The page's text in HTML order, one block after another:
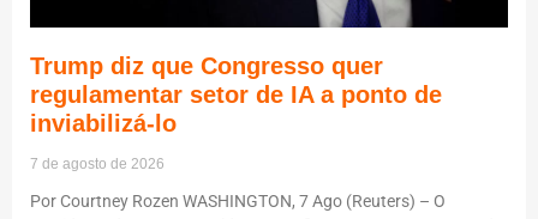
Trump diz que Congresso quer
regulamentar setor de IA a ponto de
inviabilizá-lo
7 de agosto de 2026
Por Courtney Rozen WASHINGTON, 7 Ago (Reuters) – O